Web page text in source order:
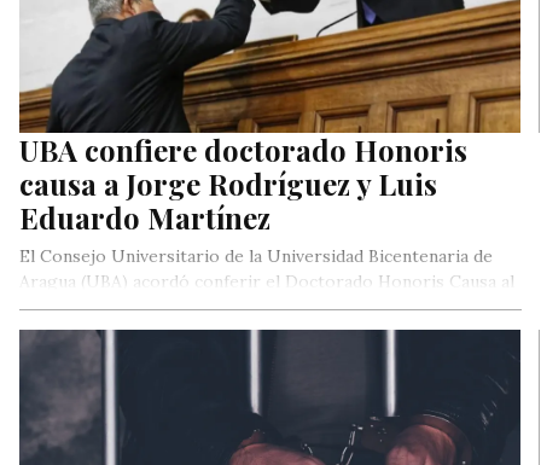
UBA confiere doctorado Honoris
causa a Jorge Rodríguez y Luis
Eduardo Martínez
El Consejo Universitario de la Universidad Bicentenaria de
Aragua (UBA) acordó conferir el Doctorado Honoris Causa al
presidente de Asamblea…